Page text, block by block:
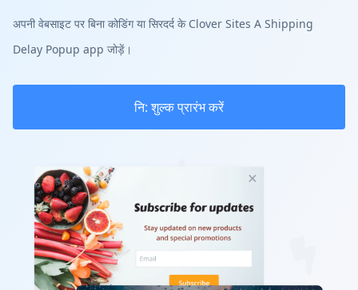
अपनी वेबसाइट पर बिना कोडिंग या सिरदर्द के Clover Sites A Shipping
Delay Popup app जोड़ें।
नि: शुल्क प्रारंभ करें